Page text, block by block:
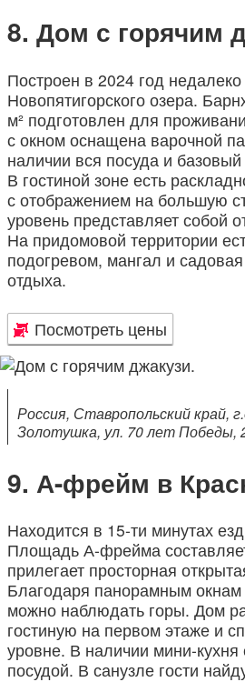
Дом с горячим
Построен в 2024 год недалеко
Новопятигорского озера.
м² подготовлен для
с окном оснащена варочной
наличии вся посуда и
В гостиной зоне есть
с отображением на большую
уровень представляет собой
На придомовой территории
подогревом, мангал и
отдыха.
Посмотреть цены
Россия, Ставропольский край,
Золотушка, ул. 70 лет Победы,
А-фрейм в
Находится в 15-ти минутах
Площадь А-фрейма
прилегает просторная
Благодаря панорамным
можно наблюдать горы. Дом
гостиную на первом этаже и
уровне. В наличии мини-кухня
посудой. В санузле гости